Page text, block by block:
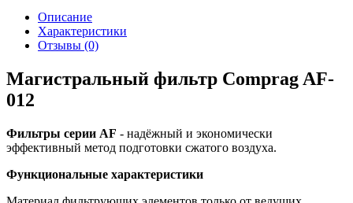
Описание
Характеристики
Отзывы (0)
Магистральный фильтр Comprag AF-
012
Фильтры серии AF - надёжный и экономически
эффективный метод подготовки сжатого воздуха.
Функциональные характеристики